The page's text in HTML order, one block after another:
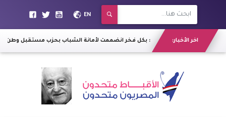
EN
اخر الأخبار:
الفنان عمرو وهبة : بكل فخر انضممت لأمانة الشباب بحزب مستقبل وطن